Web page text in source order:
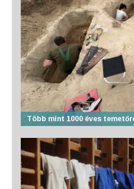
Több mint 1000 éves